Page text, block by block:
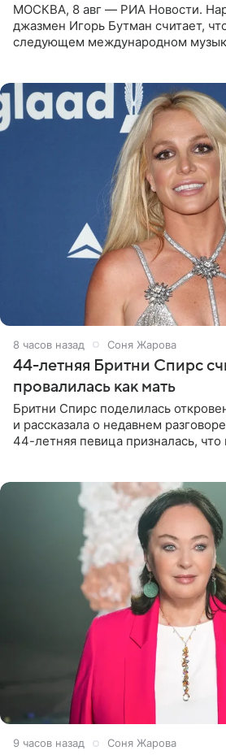
МОСКВА, 8 авг — РИА Новости.
джазмен Игорь Бутман считает,
следующем международном
8 часов назад Соня Жарова
44-летняя Бритни Спирс
провалилась как мать
Бритни Спирс поделилась
и рассказала о недавнем
44-летняя певица призналась,
9 часов назад Соня Жарова